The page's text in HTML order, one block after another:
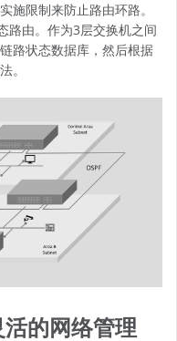
施限制来防止路由环路。
路由。作为3层交换机之间
路状态数据库，然后根据
。
的网络管理